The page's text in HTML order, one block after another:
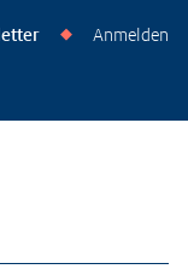
◆ Anmelden